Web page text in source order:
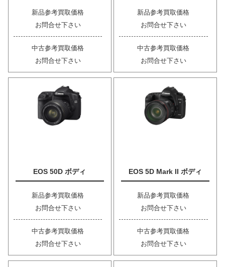
新品参考買取価格
お問合せ下さい
中古参考買取価格
お問合せ下さい
新品参考買取価格
お問合せ下さい
中古参考買取価格
お問合せ下さい
EOS 50D ボディ
新品参考買取価格
お問合せ下さい
中古参考買取価格
お問合せ下さい
EOS 5D Mark II ボディ
新品参考買取価格
お問合せ下さい
中古参考買取価格
お問合せ下さい